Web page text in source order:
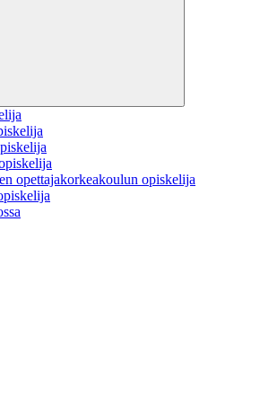
opettajakorkeakoulun opiskelija